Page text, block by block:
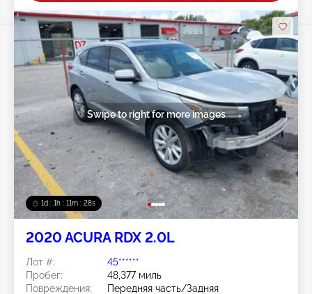
1d : 1h : 11m : 25s
Swipe to right for more images
2020 ACURA RDX 2.0L
Лот #:
45******
Пробег:
48,377 миль
Повреждения:
Передняя часть/Задняя